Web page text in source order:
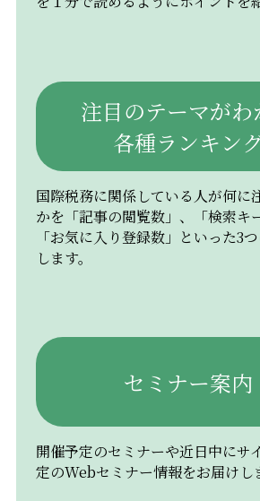
注目のテーマがわ
各種ランキン
国際税務に関係している人が何に
かを「記事の閲覧数」、「検索キ
「お気に入り登録数」といった3
します。
セミナー案内
開催予定のセミナーや近日中にサ
定のWebセミナー情報をお届けし